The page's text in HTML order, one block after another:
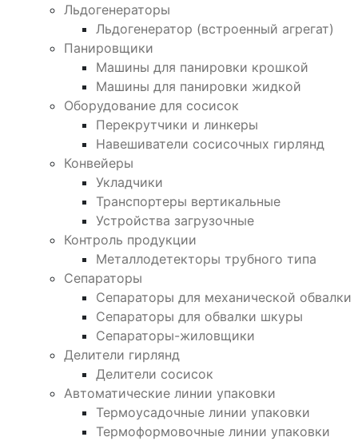
Льдогенераторы
Льдогенератор (встроенный агрегат)
Панировщики
Машины для панировки крошкой
Машины для панировки жидкой
Оборудование для сосисок
Перекрутчики и линкеры
Навешиватели сосисочных гирлянд
Конвейеры
Укладчики
Транспортеры вертикальные
Устройства загрузочные
Контроль продукции
Металлодетекторы трубного типа
Сепараторы
Сепараторы для механической обвалки
Сепараторы для обвалки шкуры
Сепараторы-жиловщики
Делители гирлянд
Делители сосисок
Автоматические линии упаковки
Термоусадочные линии упаковки
Термоформовочные линии упаковки